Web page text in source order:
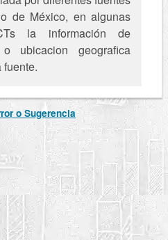
de México, en algunas
la información de
ubicacion geografica
fuente.
o Sugerencia